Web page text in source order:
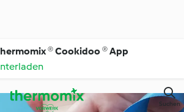
® Cookidoo ® App
Suchen